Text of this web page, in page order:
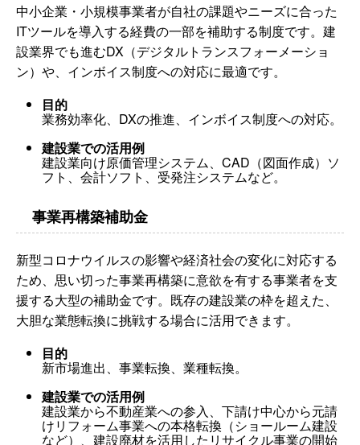
中小企業・小規模事業者が自社の課題やニーズに合った
ITツールを導入する経費の一部を補助する制度です。建
設業界でも進むDX（デジタルトランスフォーメーショ
ン）や、インボイス制度への対応に最適です。
目的
業務効率化、DXの推進、インボイス制度への対応。
建設業での活用例
建設業向け原価管理システム、CAD（図面作成）ソ
フト、会計ソフト、受発注システムなど。
事業再構築補助金
新型コロナウイルスの影響や経済社会の変化に対応する
ため、思い切った事業再構築に意欲を有する事業者を支
援する大型の補助金です。既存の建設業の枠を超えた、
大胆な業態転換に挑戦する場合に活用できます。
目的
新市場進出、事業転換、業種転換。
建設業での活用例
建設業から不動産業への参入、下請け中心から元請
けリフォーム事業への本格転換（ショールーム建設
など）、建設廃材を活用したリサイクル事業の開始